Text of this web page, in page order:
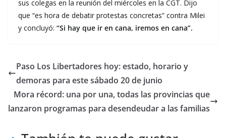
sus colegas en la reunión del miércoles en la CGT. Dijo
que “es hora de debatir protestas concretas” contra Milei
y concluyó: “Si hay que ir en cana, iremos en cana”.
Paso Los Libertadores hoy: estado, horario y
demoras para este sábado 20 de junio
Mora récord: una por una, todas las provincias que
lanzaron programas para desendeudar a las familias